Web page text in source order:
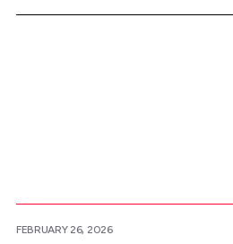
FEBRUARY 26, 2026